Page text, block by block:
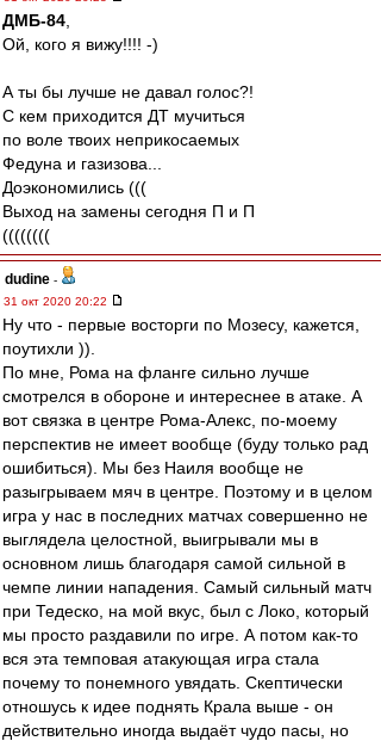
ДМБ-84
Ой, кого я вижу!!!! -)
А ты бы лучше не давал голос?!
С кем приходится ДТ мучиться
по воле твоих неприкосаемых
Федуна и газизова...
Доэкономились (((
Выход на замены сегодня П и П
((((((((
dudine -
31 окт 2020 20:22
Ну что - первые восторги по Мозесу, кажется,
поутихли )).
По мне, Рома на фланге сильно лучше
смотрелся в обороне и интереснее в атаке. А
вот связка в центре Рома-Алекс, по-моему
перспектив не имеет вообще (буду только рад
ошибиться). Мы без Наиля вообще не
разыгрываем мяч в центре. Поэтому и в целом
игра у нас в последних матчах совершенно не
выглядела целостной, выигрывали мы в
основном лишь благодаря самой сильной в
чемпе линии нападения. Самый сильный матч
при Тедеско, на мой вкус, был с Локо, который
мы просто раздавили по игре. А потом как-то
вся эта темповая атакующая игра стала
почему то понемного увядать. Скептически
отношусь к идее поднять Крала выше - он
действительно иногда выдаёт чудо пасы, но